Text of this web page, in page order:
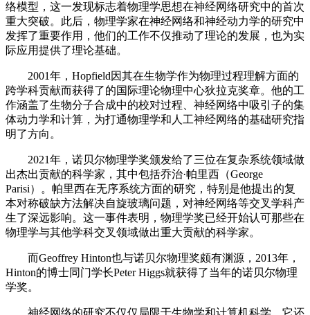
络模型，这一发现标志着物理学思想在神经网络研究中的首次
重大突破。此后，物理学家在神经网络和神经动力学的研究中
发挥了重要作用，他们的工作不仅推动了理论的发展，也为实
际应用提供了理论基础。
2001年，Hopfield因其在生物学作为物理过程理解方面的
跨学科贡献而获得了的国际理论物理中心狄拉克奖章。他的工
作涵盖了生物分子合成中的校对过程、神经网络中吸引子的集
体动力学和计算，为打通物理学和人工神经网络的基础研究指
明了方向。
2021年，诺贝尔物理学奖颁发给了三位在复杂系统领域做
出杰出贡献的科学家，其中包括乔治·帕里西（George
Parisi）。帕里西在无序系统方面的研究，特别是他提出的复
本对称破缺方法解决自旋玻璃问题，对神经网络等交叉学科产
生了深远影响。这一事件表明，物理学奖已经开始认可那些在
物理学与其他学科交叉领域做出重大贡献的科学家。
而Geoffrey Hinton也与诺贝尔物理奖颇有渊源，2013年，
Hinton的博士同门学长Peter Higgs就获得了当年的诺贝尔物理
学奖。